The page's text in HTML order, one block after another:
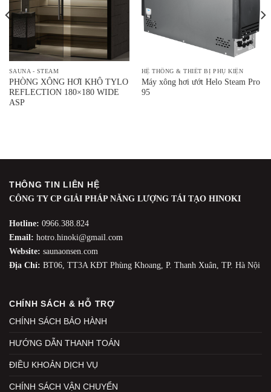
SAUNA - STEAM
PHÒNG XÔNG HƠI KHÔ TYLO
REFLECTION 180×180 WIDE
ASP
HỆ THỐNG & THIẾT BỊ PHỤ KIỆN
Máy xông hơi ướt Helo Steam Pro
95
THÔNG TIN LIÊN HỆ
CÔNG TY CP GIẢI PHÁP NĂNG LƯỢNG TÁI TẠO HINOKI
Hotline: 0966.388.824
Email: hotro.hinoki@gmail.com
Website: saunaonsen.com
Địa Chỉ: BT06, TT3A KĐT Phùng Khoang, P. Thanh Xuân, TP. Hà Nội
CHÍNH SÁCH & HỖ TRỢ
CHÍNH SÁCH BẢO HÀNH
HƯỚNG DẪN THANH TOÁN
ĐIỀU KHOẢN DỊCH VỤ
CHÍNH SÁCH VẬN CHUYỂN